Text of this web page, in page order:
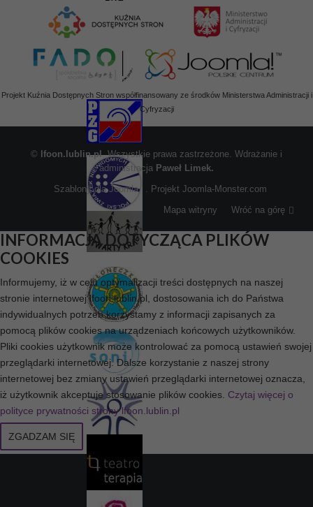
Projekt Kuźnia Dostępnych Stron współfinansowany ze środków Ministerstwa Administracji i
Cyfryzacji
© lfoon.lublin.pl. Wszystkie prawa zastrzeżone. Wdrażanie i
administracja Paweł Limek.
Szablony dla Joomla
. Projekt Joomla-Monster.com
Mapa witryny
Wróć na górę
INFORMACJA DOTYCZĄCA PLIKÓW
COOKIES
Informujemy, iż w celu optymalizacji treści dostępnych na naszej
stronie internetowej lfoon.lublin.pl, dostosowania ich do Państwa
indywidualnych potrzeb korzystamy z informacji zapisanych za
pomocą plików cookies na urządzeniach końcowych użytkowników.
Pliki cookies użytkownik może kontrolować za pomocą ustawień swojej
przeglądarki internetowej. Dalsze korzystanie z naszej strony
internetowej bez zmiany ustawień przeglądarki internetowej oznacza,
iż użytkownik akceptuje stosowanie plików cookies. Czytaj więcej o
polityce prywatności strony lfoon.lublin.pl
ZGADZAM SIĘ